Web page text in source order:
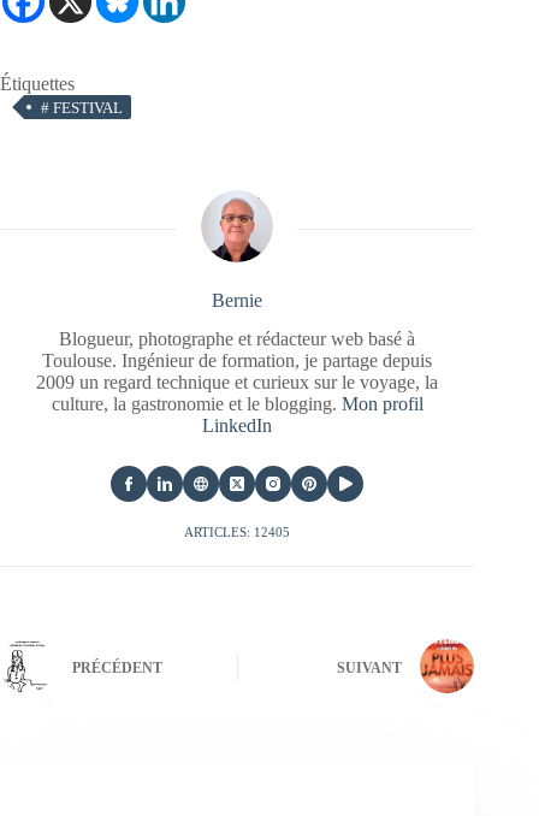
Étiquettes
# FESTIVAL
Bernie
Blogueur, photographe et rédacteur web basé à
Toulouse. Ingénieur de formation, je partage depuis
2009 un regard technique et curieux sur le voyage, la
culture, la gastronomie et le blogging. Mon profil
LinkedIn
ARTICLES: 12405
PRÉCÉDENT SUIVANT